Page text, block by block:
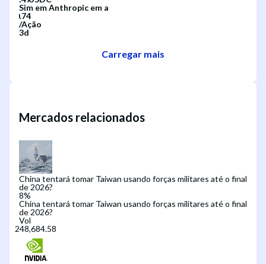
Sim emAnthropic em a
/Ação
3d
Carregar mais
Mercados relacionados
China tentará tomar Taiwan usando forças militares até o final
de 2026?
8%
China tentará tomar Taiwan usando forças militares até o final
de 2026?
Vol